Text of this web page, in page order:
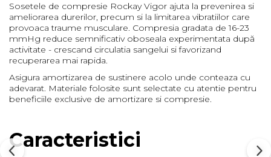
Veste
Barbati
Femei
Copii
Jachete Softshell
Barbati
Sepci/Vizere
Sosetele de compresie Rockay Vigor ajuta la prevenirea si
ameliorarea durerilor, precum si la limitarea vibratiilor care
provoaca traume musculare. Compresia gradata de 16-23
mmHg reduce semnificativ oboseala experimentata după
activitate - crescand circulatia sangelui si favorizand
recuperarea mai rapida.
Asigura amortizarea de sustinere acolo unde conteaza cu
adevarat. Materiale folosite sunt selectate cu atentie pentru
beneficiile exclusive de amortizare si compresie.
Caracteristici